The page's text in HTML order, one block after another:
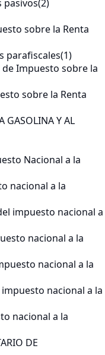
pasivos(2)
sobre la Renta
parafiscales(1)
Impuesto sobre la
sobre la Renta
GASOLINA Y AL
Nacional a la
nacional a la
impuesto nacional a
nacional a la
nacional a la
impuesto nacional a la
nacional a la
DE